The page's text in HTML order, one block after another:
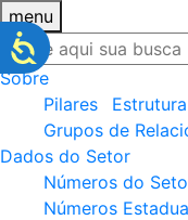
menu
Sobre
Pilares
Estrutura
Grupos de
Dados do Setor
Números do
Números